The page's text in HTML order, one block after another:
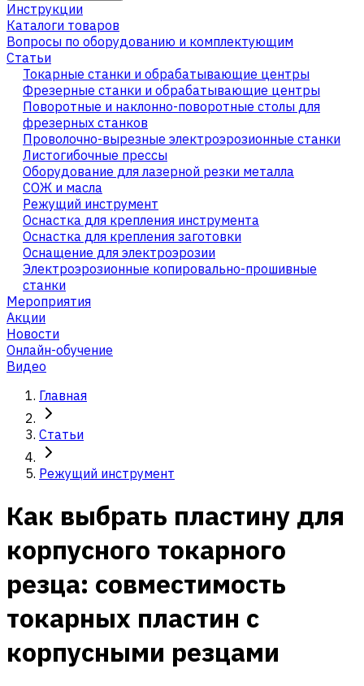
Инструкции
Каталоги товаров
Вопросы по оборудованию и комплектующим
Статьи
Токарные станки и обрабатывающие центры
Фрезерные станки и обрабатывающие центры
Поворотные и наклонно-поворотные столы для
фрезерных станков
Проволочно-вырезные электроэрозионные станки
Листогибочные прессы
Оборудование для лазерной резки металла
СОЖ и масла
Режущий инструмент
Оснастка для крепления инструмента
Оснастка для крепления заготовки
Оснащение для электроэрозии
Электроэрозионные копировально-прошивные
станки
Мероприятия
Акции
Новости
Онлайн-обучение
Видео
Главная
Статьи
Режущий инструмент
Как выбрать пластину для
корпусного токарного
резца: совместимость
токарных пластин с
корпусными резцами